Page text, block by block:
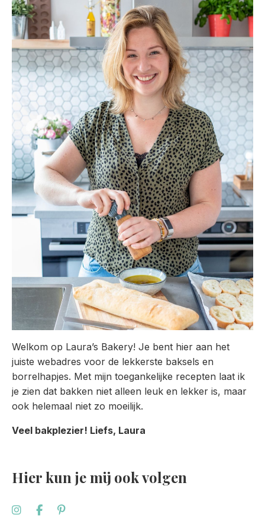
Welkom op Laura’s Bakery! Je bent hier aan het
juiste webadres voor de lekkerste baksels en
borrelhapjes. Met mijn toegankelijke recepten laat ik
je zien dat bakken niet alleen leuk en lekker is, maar
ook helemaal niet zo moeilijk.
Veel bakplezier! Liefs, Laura
Hier kun je mij ook volgen